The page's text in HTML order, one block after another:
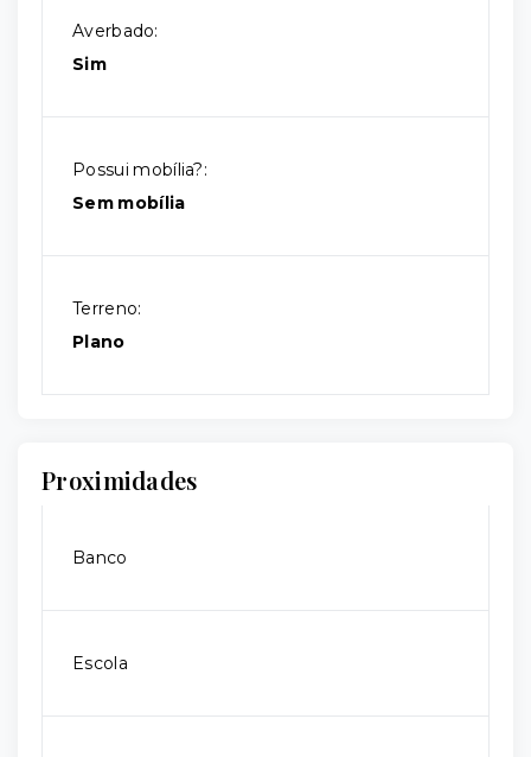
Averbado:
Sim
Possui mobília?:
Sem mobília
Terreno:
Plano
Proximidades
Banco
Escola